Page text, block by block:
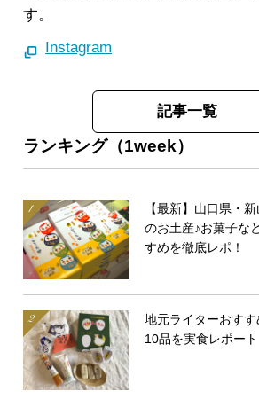
す。
Instagram
記事一覧
ランキング（1week）
【最新】山口県・
のお土産♪お菓子な
すめを徹底レポ！
地元ライターおす
10品を実食レポー